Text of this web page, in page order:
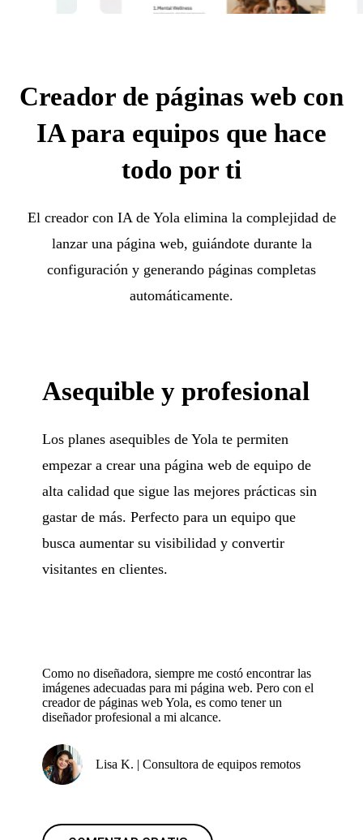
Creador de páginas web con
IA para equipos que hace
todo por ti
El creador con IA de Yola elimina la complejidad de
lanzar una página web, guiándote durante la
configuración y generando páginas completas
automáticamente.
Asequible y profesional
Los planes asequibles de Yola te permiten
empezar a crear una página web de equipo de
alta calidad que sigue las mejores prácticas sin
gastar de más. Perfecto para un equipo que
busca aumentar su visibilidad y convertir
visitantes en clientes.
Como no diseñadora, siempre me costó encontrar las
imágenes adecuadas para mi página web. Pero con el
creador de páginas web Yola, es como tener un
diseñador profesional a mi alcance.
Lisa K. | Consultora de equipos remotos